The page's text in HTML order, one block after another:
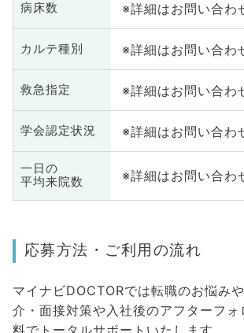
病床数 ※詳細はお問い合わ
カルテ種別 ※詳細はお問い合わ
救急指定 ※詳細はお問い合わ
学会認定状況 ※詳細はお問い合わ
一日の
平均来院数
※詳細はお問い合わ
応募方法・ご利用の流れ
マイナビDOCTORでは転職のお悩み
介・面接対策や入社後のアフターフ